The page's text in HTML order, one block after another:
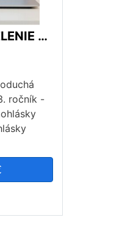
Kyslá uhorka- DELENIE HLÁSOK. Samohlásky, spoluhlásky, dvojhlásky.
ročník -